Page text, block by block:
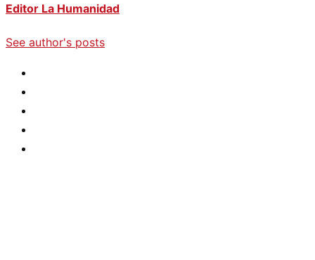
Editor La Humanidad
See author's posts